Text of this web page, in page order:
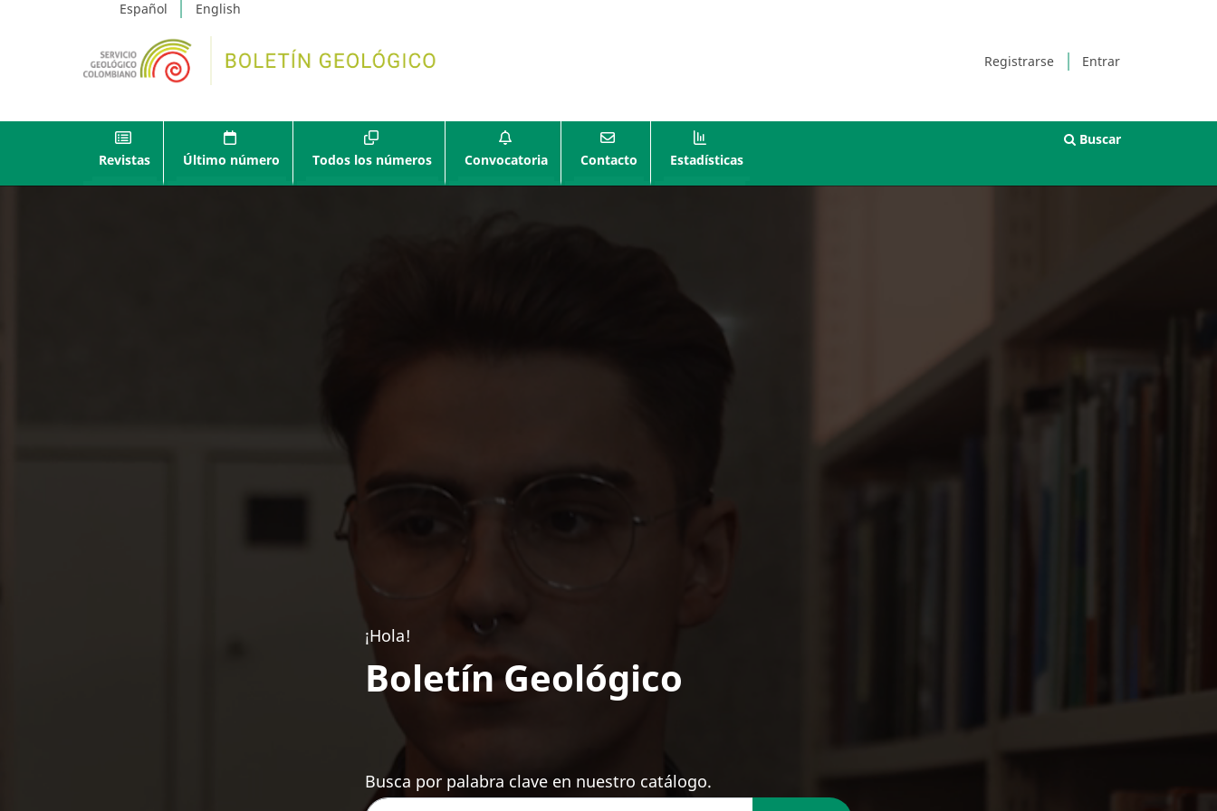
Español English
Registrarse Entrar
Revistas Último número Todos los números Convocatoria Contacto Estadísticas
Buscar
¡Hola!
Boletín Geológico
Busca por palabra clave en nuestro catálogo.